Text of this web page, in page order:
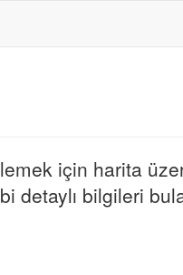
için harita
detaylı bilgileri